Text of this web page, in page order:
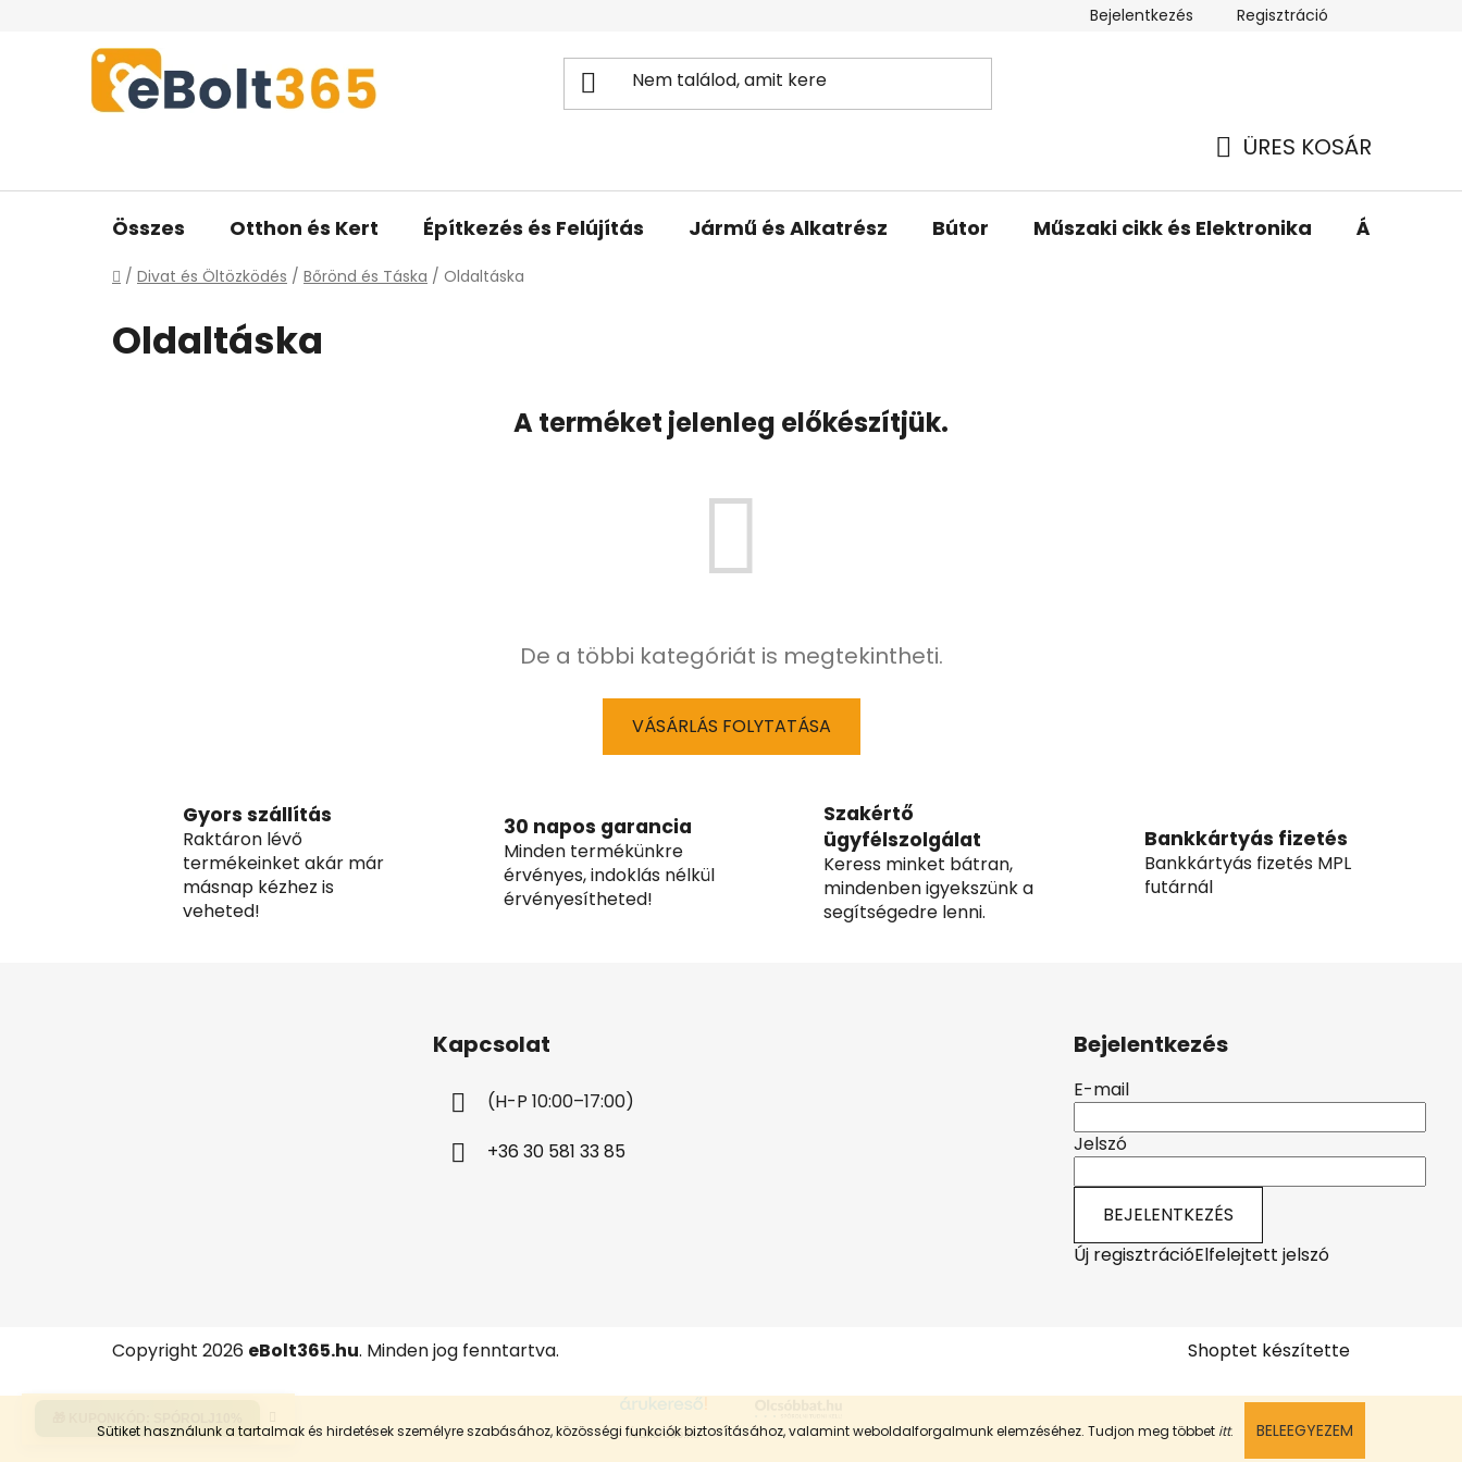
Sütiket használunk a tartalmak és hirdetések személyre szabásához, közösségi funkciók biztosításához, valamint weboldalforgalmunk elemzéséhez. Tudjon meg többet itt. BELEEGYEZEM
Bejelentkezés Regisztráció
ÜRES KOSÁR
Összes Otthon és Kert Építkezés és Felújítás Jármű és Alkatrész Bútor Műszaki cikk és Elektronika
Kezdőlap
/ Divat és Öltözködés / Bőrönd és Táska / Oldaltáska
Oldaltáska
A terméket jelenleg előkészítjük.
De a többi kategóriát is megtekintheti.
VÁSÁRLÁS FOLYTATÁSA
Gyors szállítás
Raktáron lévő
termékeinket akár már
másnap kézhez is
veheted!
30 napos garancia
Minden termékünkre
érvényes, indoklás nélkül
érvényesítheted!
Szakértő
ügyfélszolgálat
Keress minket bátran,
mindenben igyekszünk a
segítségedre lenni.
Bankkártyás fizetés
Bankkártyás fizetés MPL
futárnál
Kapcsolat
(H-P 10:00–17:00)
+36 30 581 33 85
Bejelentkezés
E-mail
Jelszó
BEJELENTKEZÉS
Új regisztrációElfelejtett jelszó
Shoptet készítette
Copyright 2026 eBolt365.hu. Minden jog fenntartva.
Árukereső.hu